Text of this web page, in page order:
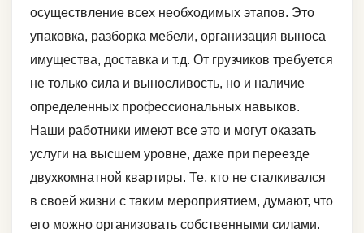
осуществление всех необходимых этапов. Это
упаковка, разборка мебели, организация выноса
имущества, доставка и т.д. От грузчиков требуется
не только сила и выносливость, но и наличие
определенных профессиональных навыков.
Наши работники имеют все это и могут оказать
услуги на высшем уровне, даже при переезде
двухкомнатной квартиры. Те, кто не сталкивался
в своей жизни с таким мероприятием, думают, что
его можно организовать собственными силами.